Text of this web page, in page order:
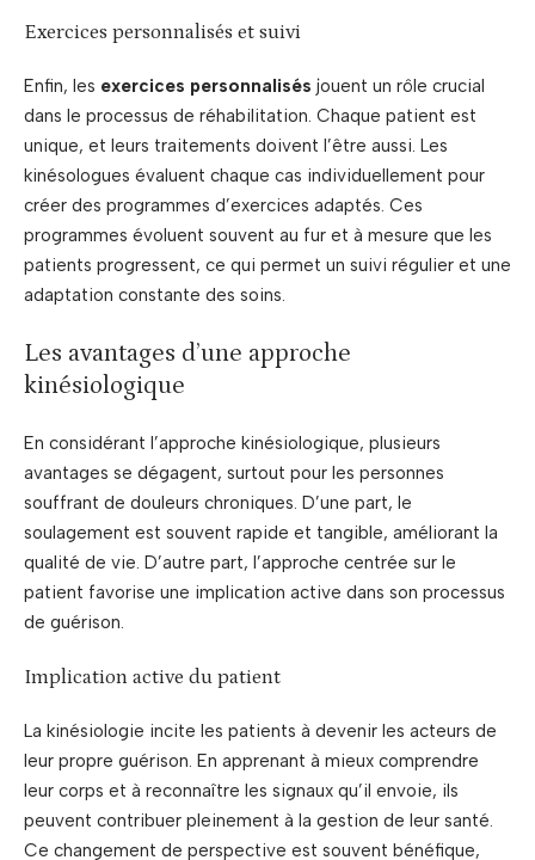
Exercices personnalisés et suivi
Enfin, les exercices personnalisés jouent un rôle crucial
dans le processus de réhabilitation. Chaque patient est
unique, et leurs traitements doivent l’être aussi. Les
kinésologues évaluent chaque cas individuellement pour
créer des programmes d’exercices adaptés. Ces
programmes évoluent souvent au fur et à mesure que les
patients progressent, ce qui permet un suivi régulier et une
adaptation constante des soins.
Les avantages d’une approche
kinésiologique
En considérant l’approche kinésiologique, plusieurs
avantages se dégagent, surtout pour les personnes
souffrant de douleurs chroniques. D’une part, le
soulagement est souvent rapide et tangible, améliorant la
qualité de vie. D’autre part, l’approche centrée sur le
patient favorise une implication active dans son processus
de guérison.
Implication active du patient
La kinésiologie incite les patients à devenir les acteurs de
leur propre guérison. En apprenant à mieux comprendre
leur corps et à reconnaître les signaux qu’il envoie, ils
peuvent contribuer pleinement à la gestion de leur santé.
Ce changement de perspective est souvent bénéfique,